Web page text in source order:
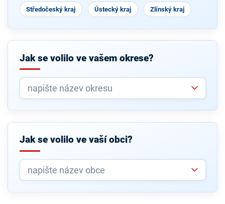
Středočeský kraj Ústecký kraj Zlínský kraj
Jak se volilo ve vašem okrese?
Jak se volilo ve vaší obci?